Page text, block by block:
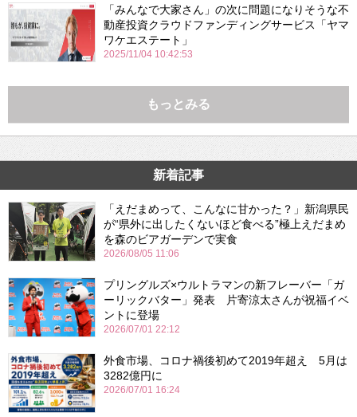
「みんなで大家さん」の次に問題になりそうな不
動産投資クラウドファンディングサービス「ヤマ
ワケエステート」
2025/11/04 10:42:53
もっとみる
新着記事
「えだまめって、こんなに甘かった？」新潟県民
が“県外に出したくないほど食べる”極上えだまめ
を森のビアガーデンで実食
2026/08/05 11:06
プリングルズ×ウルトラマンの新フレーバー「ガ
ーリックバター」発表 片寄涼太さんが祝福イベ
ントに登場
2026/07/01 22:12
外食市場、コロナ禍後初めて2019年超え 5月は
3282億円に
2026/07/01 16:24